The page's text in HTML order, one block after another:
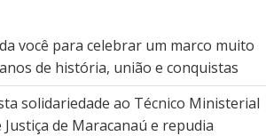
você para celebrar um marco muito
de história, união e conquistas
solidariedade ao Técnico Ministerial
de Maracanaú e repudia